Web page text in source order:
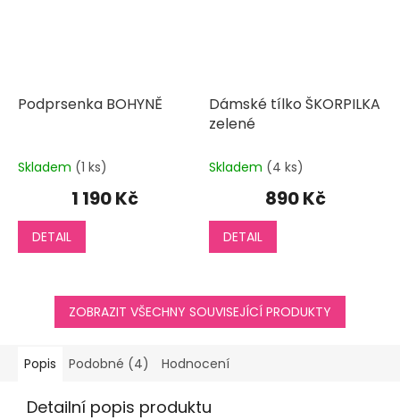
Podprsenka BOHYNĚ
Skladem (1 ks)
1 190 Kč
DETAIL
Dámské tílko ŠKORPILKA
zelené
Skladem (4 ks)
890 Kč
DETAIL
ZOBRAZIT VŠECHNY SOUVISEJÍCÍ PRODUKTY
Popis Podobné (4) Hodnocení
Detailní popis produktu